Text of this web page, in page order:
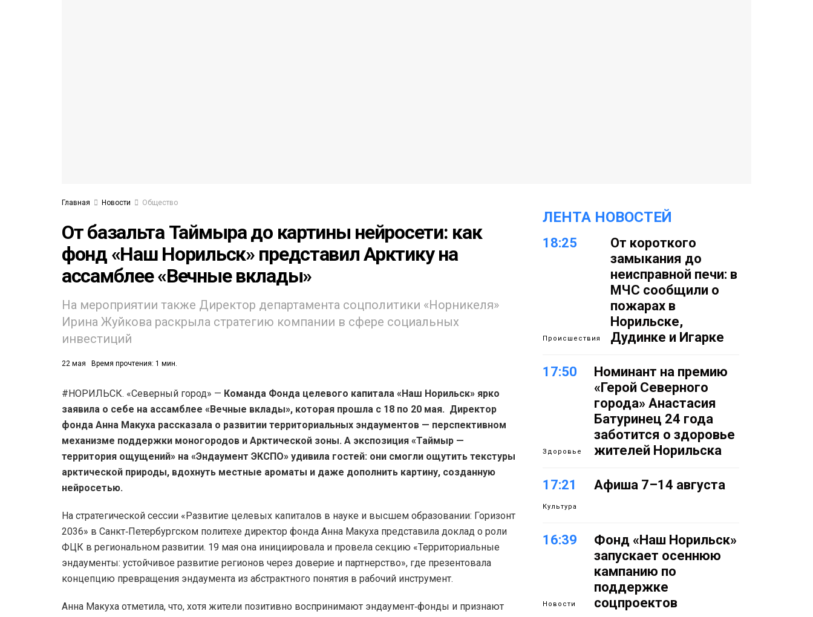
Главная Новости Общество
От базальта Таймыра до картины нейросети: как
фонд «Наш Норильск» представил Арктику на
ассамблее «Вечные вклады»
На мероприятии также Директор департамента соцполитики «Норникеля»
Ирина Жуйкова раскрыла стратегию компании в сфере социальных
инвестиций
22 мая Время прочтения: 1 мин.
#НОРИЛЬСК. «Северный город» — Команда Фонда целевого капитала «Наш Норильск» ярко
заявила о себе на ассамблее «Вечные вклады», которая прошла с 18 по 20 мая. Директор
фонда Анна Макуха рассказала о развитии территориальных эндаументов — перспективном
механизме поддержки моногородов и Арктической зоны. А экспозиция «Таймыр —
территория ощущений» на «Эндаумент ЭКСПО» удивила гостей: они смогли ощутить текстуры
арктической природы, вдохнуть местные ароматы и даже дополнить картину, созданную
нейросетью.
На стратегической сессии «Развитие целевых капиталов в науке и высшем образовании: Горизонт
2036» в Санкт‑Петербургском политехе директор фонда Анна Макуха представила доклад о роли
ФЦК в региональном развитии. 19 мая она инициировала и провела секцию «Территориальные
эндаументы: устойчивое развитие регионов через доверие и партнерство», где презентовала
концепцию превращения эндаумента из абстрактного понятия в рабочий инструмент.
Анна Макуха отметила, что, хотя жители позитивно воспринимают эндаумент‑фонды и признают
ЛЕНТА НОВОСТЕЙ
18:25
Происшествия
От короткого
замыкания до
неисправной печи: в
МЧС сообщили о
пожарах в
Норильске,
Дудинке и Игарке
17:50
Здоровье
Номинант на премию
«Герой Северного
города» Анастасия
Батуринец 24 года
заботится о здоровье
жителей Норильска
17:21
Культура
Афиша 7–14 августа
16:39
Новости
Фонд «Наш Норильск»
запускает осеннюю
кампанию по
поддержке
соцпроектов